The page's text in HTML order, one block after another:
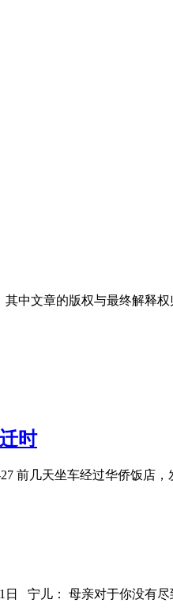
中文章的版权与最终解释权
时
前几天坐车经过华侨饭店
日 宁儿： 母亲对于你没有